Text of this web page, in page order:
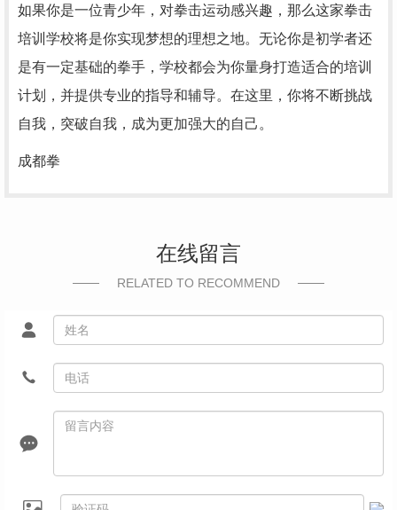
如果你是一位青少年，对拳击运动感兴趣，那么这家拳击
培训学校将是你实现梦想的理想之地。无论你是初学者还
是有一定基础的拳手，学校都会为你量身打造适合的培训
计划，并提供专业的指导和辅导。在这里，你将不断挑战
自我，突破自我，成为更加强大的自己。
成都拳
在线留言
RELATED TO RECOMMEND